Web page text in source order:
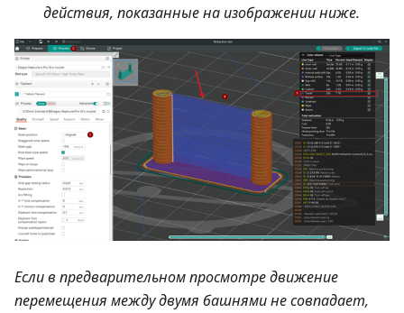
действия, показанные на изображении ниже.
Если в предварительном просмотре движение
перемещения между двумя башнями не совпадает,